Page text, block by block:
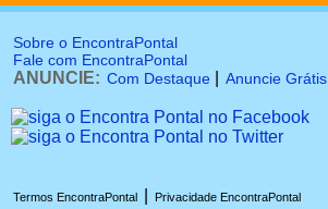
Sobre o EncontraPontal
Fale com EncontraPontal
ANUNCIE: Com Destaque Anuncie Grátis
Termos EncontraPontal Privacidade EncontraPontal